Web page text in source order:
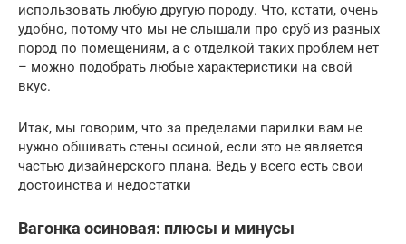
использовать любую другую породу. Что, кстати, очень
удобно, потому что мы не слышали про сруб из разных
пород по помещениям, а с отделкой таких проблем нет
– можно подобрать любые характеристики на свой
вкус.
Итак, мы говорим, что за пределами парилки вам не
нужно обшивать стены осиной, если это не является
частью дизайнерского плана. Ведь у всего есть свои
достоинства и недостатки
Вагонка осиновая: плюсы и минусы